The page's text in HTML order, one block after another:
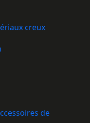
creux
de